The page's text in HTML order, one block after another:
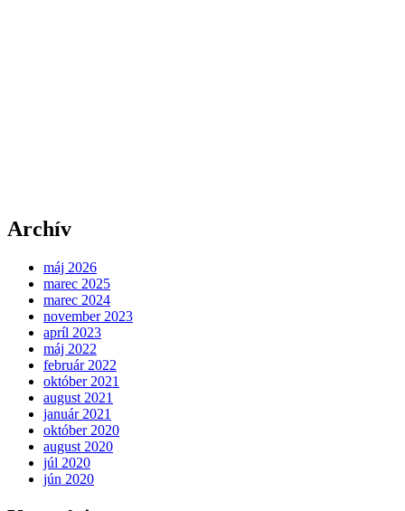
Archív
máj 2026
marec 2025
marec 2024
november 2023
apríl 2023
máj 2022
február 2022
október 2021
august 2021
január 2021
október 2020
august 2020
júl 2020
jún 2020